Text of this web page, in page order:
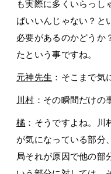
も実際に多くいらっし
ばいいんじゃない？と
必要があるのかどうか
たという事ですね。
元神先生 ：そこまで気
川村 ：その瞬間だけの
橘 ：そうですよね。
が気になっている部分
局それが原因で他の部